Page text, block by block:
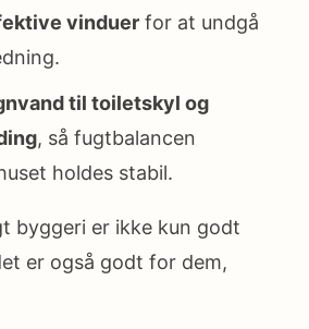
vinduer for at undgå
til toiletskyl og
, så fugtbalancen
holdes stabil.
byggeri er ikke kun godt
er også godt for dem,